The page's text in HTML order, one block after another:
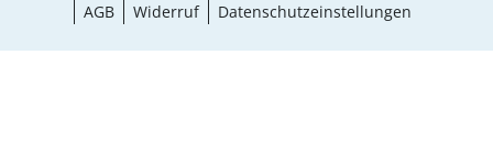
AGB
Widerruf Datenschutzeinstellungen